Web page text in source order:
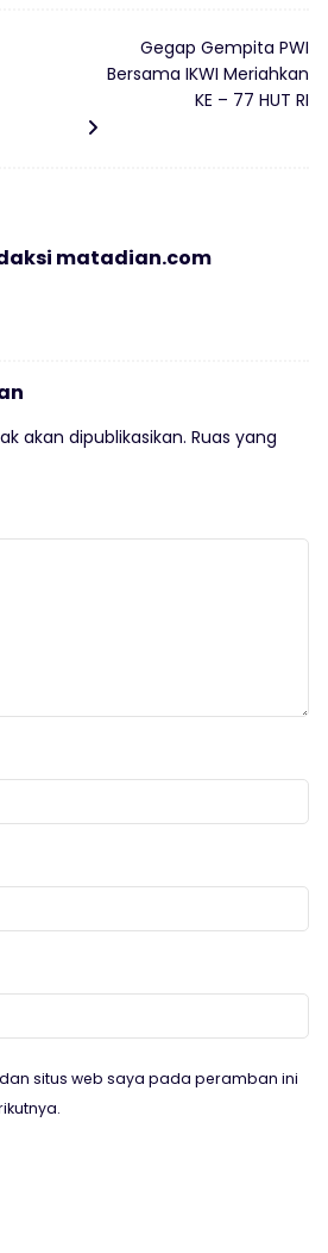
Gegap Gempita PWI
Bersama IKWI Meriahkan
KE – 77 HUT RI
matadian.com
akan dipublikasikan. Ruas yang
situs web saya pada peramban ini